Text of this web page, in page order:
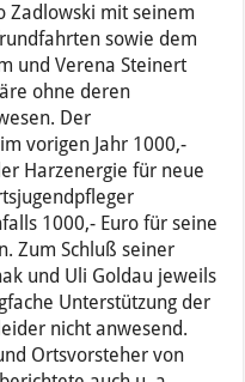
Zadlowski mit seinem
sowie dem
und Verena Steinert
ohne deren
Der
vorigen Jahr 1000,-
Harzenergie für neue
1000,- Euro für seine
Zum Schluß seiner
und Uli Goldau jeweils
Unterstützung der
nicht anwesend.
Ortsvorsteher von